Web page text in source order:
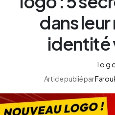
dans
identité
Article publié par